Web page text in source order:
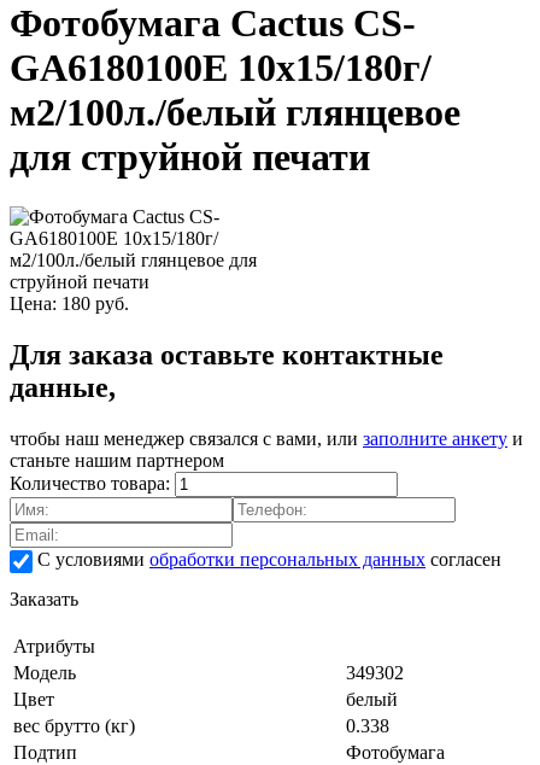
Фотобумага Cactus CS-
GA6180100E 10x15/180г/
м2/100л./белый глянцевое
для струйной печати
Цена: 180 руб.
Для заказа оставьте контактные
данные,
чтобы наш менеджер связался с вами, или заполните анкету и
станьте нашим партнером
Количество товара:
С условиями обработки персональных данных согласен
Заказать
Атрибуты
Модель
349302
Цвет
белый
вес брутто (кг)
0.338
Подтип
Фотобумага